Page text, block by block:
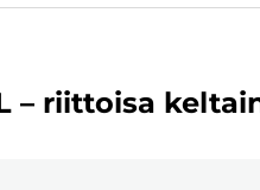
– riittoisa